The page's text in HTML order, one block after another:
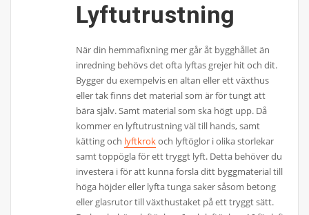
Lyftutrustning
När din hemmafixning mer går åt bygghållet än
inredning behövs det ofta lyftas grejer hit och dit.
Bygger du exempelvis en altan eller ett växthus
eller tak finns det material som är för tungt att
bära själv. Samt material som ska högt upp. Då
kommer en lyftutrustning väl till hands, samt
kätting och lyftkrokoch lyftöglor i olika storlekar
samt toppögla för ett tryggt lyft. Detta behöver du
investera i för att kunna forsla ditt byggmaterial till
höga höjder eller lyfta tunga saker såsom betong
eller glasrutor till växthustaket på ett tryggt sätt.